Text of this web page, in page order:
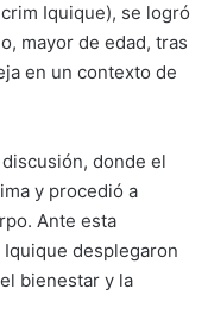
Iquique), se logró
mayor de edad, tras
en un contexto de
donde el
y procedió a
Ante esta
desplegaron
bienestar y la